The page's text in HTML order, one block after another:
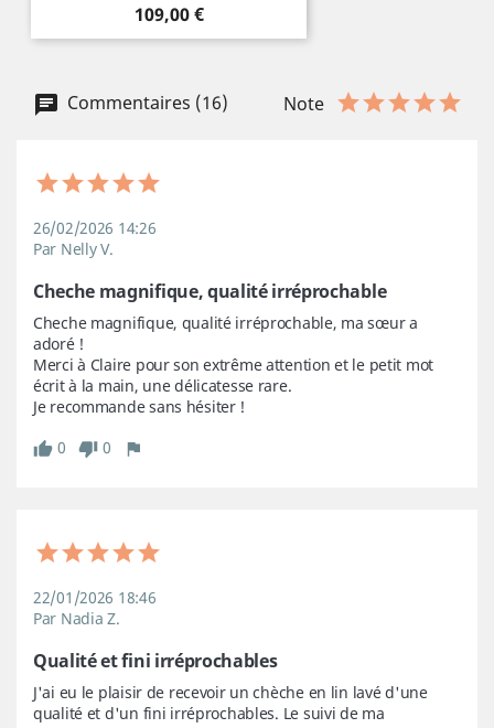
Prix
109,00 €
Commentaires (16) Note
26/02/2026 14:26
Par Nelly V.
Cheche magnifique, qualité irréprochable
Cheche magnifique, qualité irréprochable, ma sœur a
adoré !
Merci à Claire pour son extrême attention et le petit mot
écrit à la main, une délicatesse rare.
Je recommande sans hésiter !
0
0
22/01/2026 18:46
Par Nadia Z.
Qualité et fini irréprochables
J'ai eu le plaisir de recevoir un chèche en lin lavé d'une
qualité et d'un fini irréprochables. Le suivi de ma